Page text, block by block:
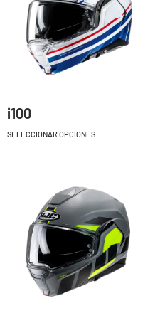
i100
SELECCIONAR OPCIONES